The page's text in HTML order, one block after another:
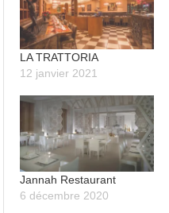
LA TRATTORIA
12 janvier 2021
Jannah Restaurant
6 décembre 2020